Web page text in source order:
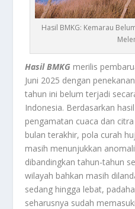
Hasil BMKG: Kemarau
Hasil BMKG merilis
Juni 2025 dengan
tahun ini belum terjadi
Indonesia. Berdasarkan
pengamatan cuaca dan
bulan terakhir, pola curah
masih menunjukkan
dibandingkan tahun-tahun
wilayah bahkan masih
sedang hingga lebat,
seharusnya sudah